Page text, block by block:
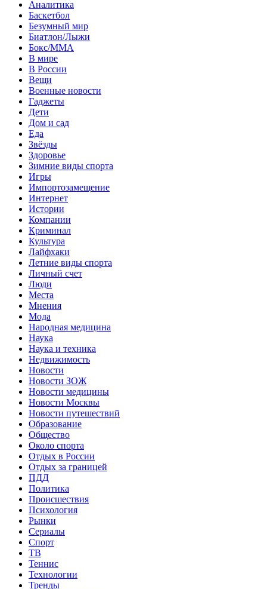
Аналитика
Баскетбол
Безумный мир
Биатлон/Лыжи
Бокс/MMA
В мире
В России
Вещи
Военные новости
Гаджеты
Дети
Дом и сад
Еда
Звёзды
Здоровье
Зимние виды спорта
Игры
Импортозамещение
Интернет
Истории
Компании
Криминал
Культура
Лайфхаки
Летние виды спорта
Личный счет
Люди
Места
Мнения
Мода
Народная медицина
Наука
Наука и техника
Недвижимость
Новости
Новости ЗОЖ
Новости медицины
Новости Москвы
Новости путешествий
Образование
Общество
Около спорта
Отдых в России
Отдых за границей
ПДД
Политика
Происшествия
Психология
Рынки
Сериалы
Спорт
ТВ
Теннис
Технологии
Тренды